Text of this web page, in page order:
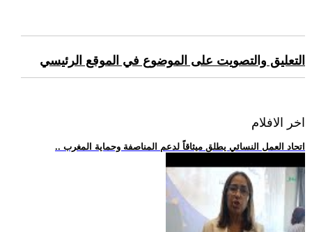
التعليق والتصويت على الموضوع في الموقع الرئيسي
اخر الافلام
.. اتحاد العمل النسائي يطلق ميثاقاً لدعم المناصفة وحماية المغرب